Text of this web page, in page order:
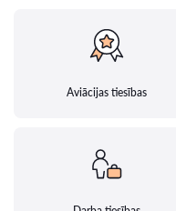
Aviācijas tiesības